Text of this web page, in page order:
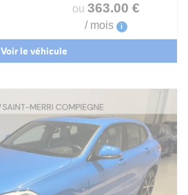
ou 363.00 €
/ mois i
Voir le véhicule